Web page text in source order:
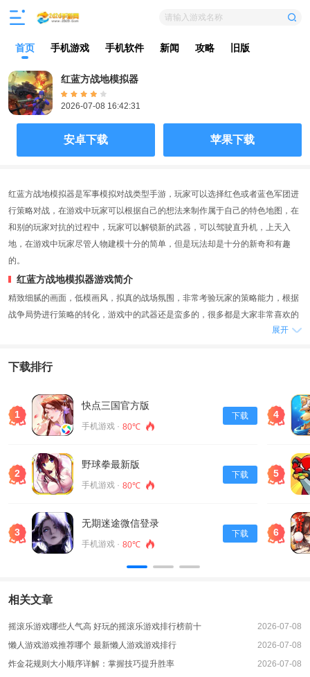
请输入游戏名称
首页 手机游戏 手机软件 新闻 攻略 旧版
红蓝方战地模拟器
2026-07-08 16:42:31
安卓下载 苹果下载
红蓝方战地模拟器是军事模拟对战类型手游，玩家可以选择红色或者蓝色军团进
行策略对战，在游戏中玩家可以根据自己的想法来制作属于自己的特色地图，在
和别的玩家对抗的过程中，玩家可以解锁新的武器，可以驾驶直升机，上天入
地，在游戏中玩家尽管人物建模十分的简单，但是玩法却是十分的新奇和有趣
的。
红蓝方战地模拟器游戏简介
精致细腻的画面，低模画风，拟真的战场氛围，非常考验玩家的策略能力，根据
战争局势进行策略的转化，游戏中的武器还是蛮多的，很多都是大家非常喜欢的
现代化射击武器，战地模拟器多个兵种尽在其中，随心所欲的选择自己喜欢的兵
游戏亮点
可以加入丰富的战场，解锁各种地图，对付不同地形和场景的对手
每一关都分配一个秘密任务，自由选择，完成任务，赢得大量奖励
武器选择多样丰富。各种枪械都可以升级，更好性能有助于你战斗
游戏地图介绍
1、海岛：
这张图是蓝方优势。蓝方老家跟相邻的两个重生点相当近，因而能快速夺取较多
想要获得3点一开始就要马不停蹄的赶路，直接去农场，但是如果没有代步工具
一定比蓝军慢，而且都放心，开局的车车基本上没有你的的份，所以直接把载具
关了吧，这样你跟蓝军到达的时间所差无几。蓝军一旦占领农场，红方基本上打
还是觉得这是最好的图。
2、沙漠：
蓝方最强图，应该也是全游戏最大地图，基本上是步兵协同坦克作战，不过这张
展开
下载排行
1
快点三国官方版
手机游戏 · 80℃
下载
2
野球拳最新版
手机游戏 · 80℃
下载
3
无期迷途微信登录
手机游戏 · 80℃
下载
4
5
6
相关文章
摇滚乐游戏哪些人气高 好玩的摇滚乐游戏排行榜前十
2026-07-08
懒人游戏游戏推荐哪个 最新懒人游戏游戏排行
2026-07-08
炸金花规则大小顺序详解：掌握技巧提升胜率
2026-07-08